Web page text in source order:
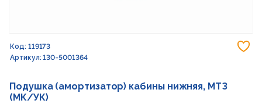
Код: 119173
Артикул: 130-5001364
Подушка (амортизатор) кабины нижняя, МТЗ
(МК/УК)